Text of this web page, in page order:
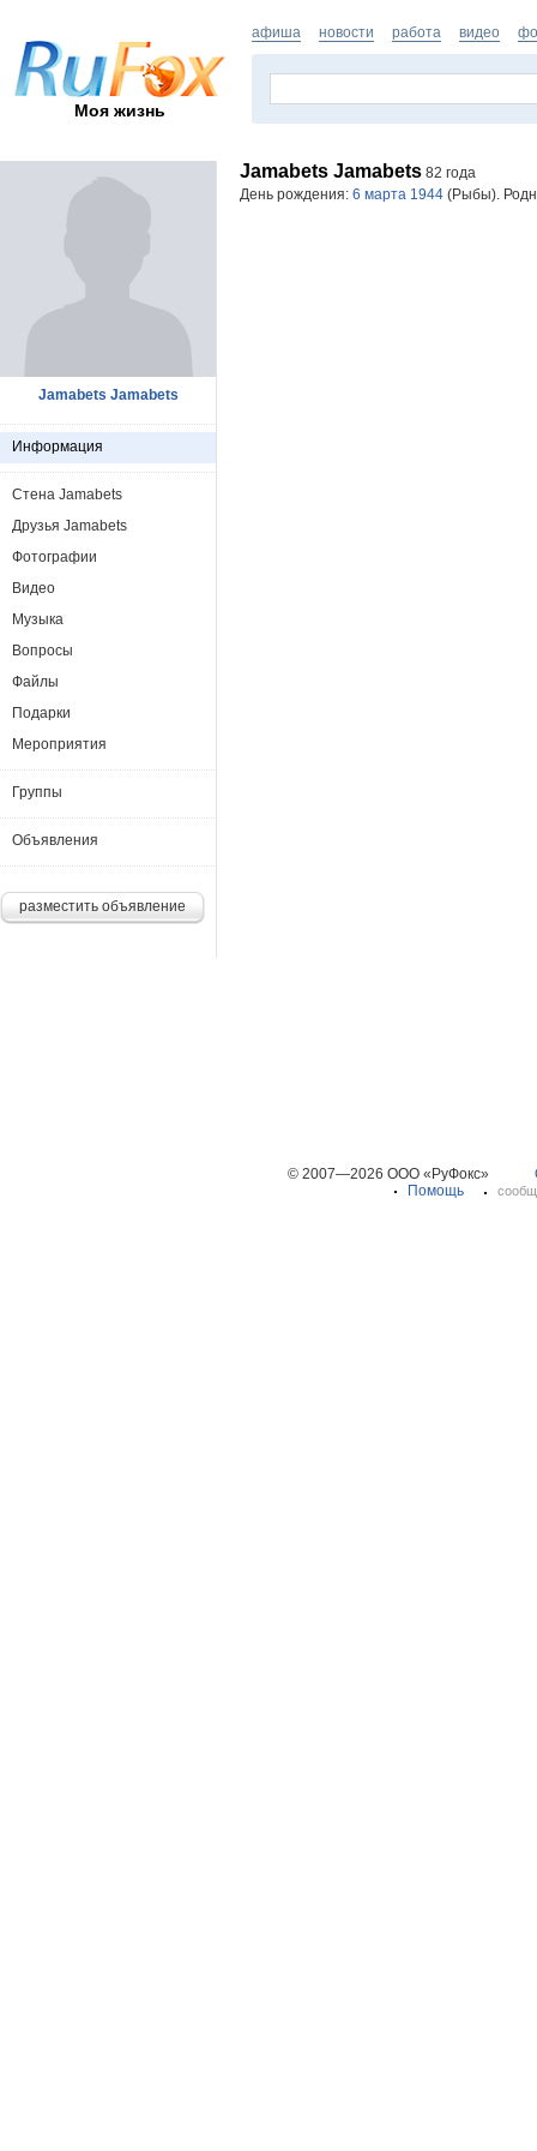
Моя жизнь
афиша новости работа видео
Jamabets Jamabets 82 года
День рождения: 6 марта 1944 (Рыбы).
Jamabets Jamabets
Информация
Стена Jamabets
Друзья Jamabets
Фотографии
Видео
Музыка
Вопросы
Файлы
Подарки
Мероприятия
Группы
Объявления
разместить объявление
© 2007—2026 ООО «РуФокс»
Помощь